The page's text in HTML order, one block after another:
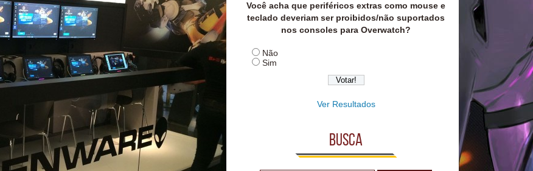
Você acha que periféricos extras como mouse e
teclado deveriam ser proibidos/não suportados
nos consoles para Overwatch?
Não
Sim
Ver Resultados
Busca